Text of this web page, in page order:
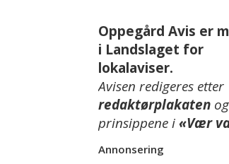
Oppegård Avis er
i Landslaget for
lokalaviser.
Avisen redigeres etter
redaktørplakaten og
prinsippene i«Vær
Annonsering